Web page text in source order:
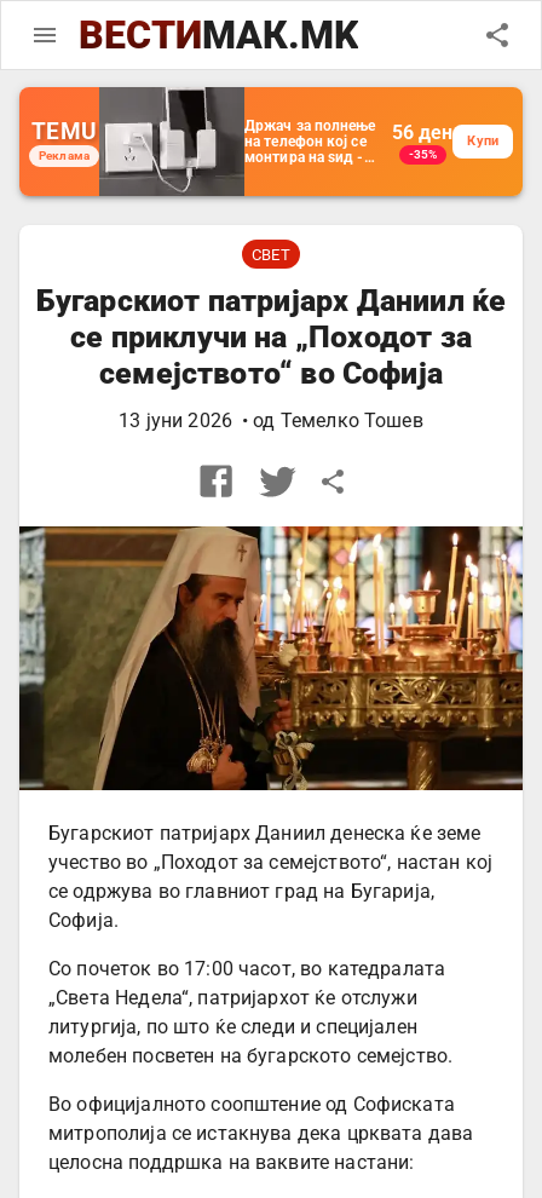
ВЕСТИМАК.MK
TEMU
Реклама
Држач за полнење
на телефон кој се
монтира на ѕид -
организатор за
далечински
управувач
56 ден
-35%
Купи
СВЕТ
Бугарскиот патријарх Даниил ќе
се приклучи на „Походот за
семејството“ во Софија
13 јуни 2026 • од Темелко Тошев
Бугарскиот патријарх Даниил денеска ќе земе
учество во „Походот за семејството“, настан кој
се одржува во главниот град на Бугарија,
Софија.
Со почеток во 17:00 часот, во катедралата
„Света Недела“, патријархот ќе отслужи
литургија, по што ќе следи и специјален
молебен посветен на бугарското семејство.
Во официјалното соопштение од Софиската
митрополија се истакнува дека црквата дава
целосна поддршка на ваквите настани: